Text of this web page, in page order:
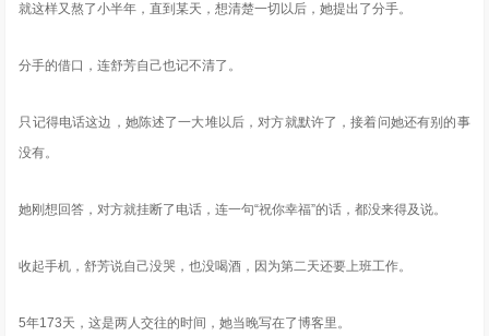
就这样又熬了小半年，直到某天，想清楚一切以后，她提出了分手。
分手的借口，连舒芳自己也记不清了。
只记得电话这边，她陈述了一大堆以后，对方就默许了，接着问她还有别的事
没有。
她刚想回答，对方就挂断了电话，连一句“祝你幸福”的话，都没来得及说。
收起手机，舒芳说自己没哭，也没喝酒，因为第二天还要上班工作。
5年173天，这是两人交往的时间，她当晚写在了博客里。